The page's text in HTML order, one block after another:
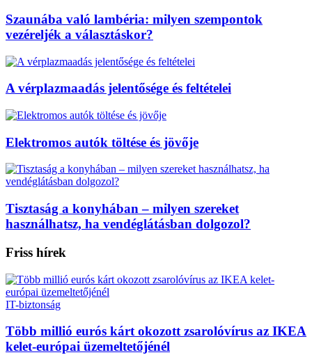
Szaunába való lambéria: milyen szempontok
vezéreljék a választáskor?
A vérplazmaadás jelentősége és feltételei
Elektromos autók töltése és jövője
Tisztaság a konyhában – milyen szereket
használhatsz, ha vendéglátásban dolgozol?
Friss hírek
IT-biztonság
Több millió eurós kárt okozott zsarolóvírus az IKEA
kelet-európai üzemeltetőjénél